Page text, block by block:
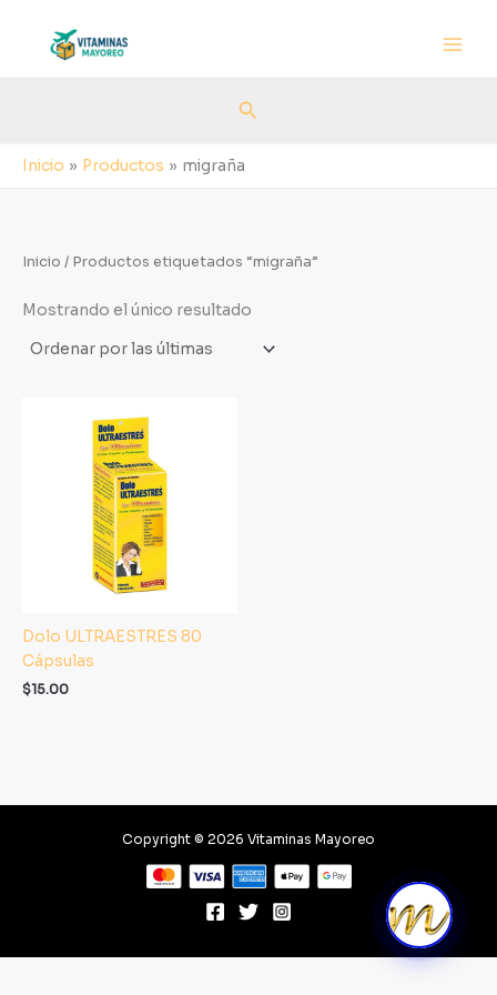
contenido
Buscar
Inicio Productos migraña
Inicio / Productos etiquetados “migraña”
Mostrando el único resultado
Dolo ULTRAESTRES 80
Cápsulas
$15.00
Copyright © 2026 Vitaminas Mayoreo